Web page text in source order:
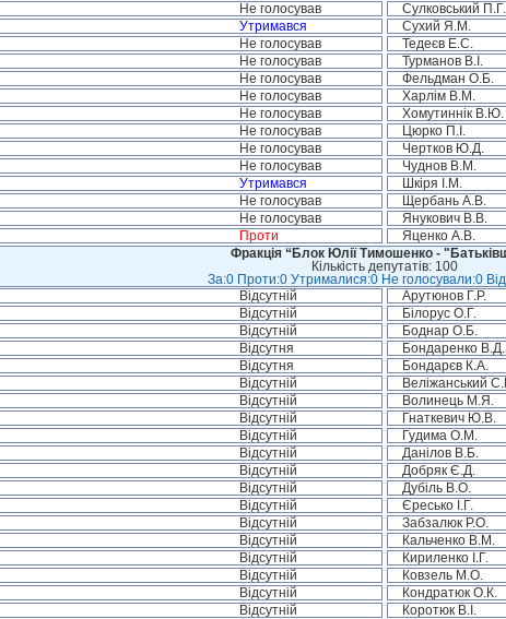
Не голосував Сулковський П.Г.
Утримався Сухий Я.М.
Не голосував Тедеєв Е.С.
Не голосував Турманов В.І.
Не голосував Фельдман О.Б.
Не голосував Харлім В.М.
Не голосував Хомутиннік В.Ю.
Не голосував Цюрко П.І.
Не голосував Чертков Ю.Д.
Не голосував Чуднов В.М.
Утримався Шкіря І.М.
Не голосував Щербань А.В.
Не голосував Янукович В.В.
Проти Яценко А.В.
Фракція “Блок Юлії Тимошенко -
Кількість депутатів: 100
За:0 Проти:0 Утрималися:0 Не голосували:0
Відсутній Арутюнов Г.Р.
Відсутній Білорус О.Г.
Відсутній Боднар О.Б.
Відсутня Бондаренко В.Д.
Відсутня Бондарєв К.А.
Відсутній Веліжанський
Відсутній Волинець М.Я.
Відсутній Гнаткевич Ю.В.
Відсутній Гудима О.М.
Відсутній Данілов В.Б.
Відсутній Добряк Є.Д.
Відсутній Дубіль В.О.
Відсутній Єресько І.Г.
Відсутній Забзалюк Р.О.
Відсутній Кальченко В.М.
Відсутній Кириленко І.Г.
Відсутній Ковзель М.О.
Відсутній Кондратюк О.К.
Відсутній Коротюк В.І.